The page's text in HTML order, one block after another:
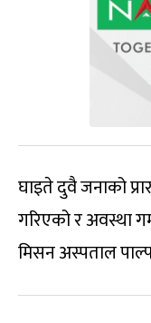
घाइते दुवै जनाको
गरिएको र अवस्था
मिसन अस्पताल